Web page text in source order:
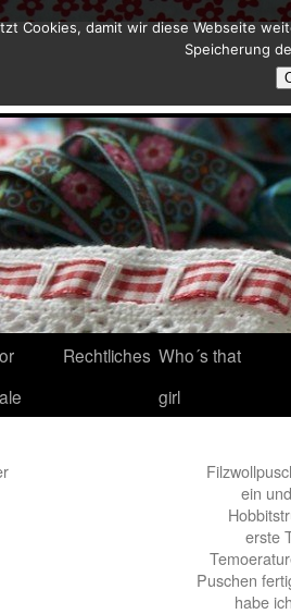
Rechtliches Who´s that
girl
ein
erste
Puschen
habe
Cookies, damit wir diese Webseite
Speicherung